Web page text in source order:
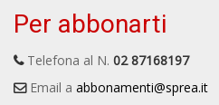
Per abbonarti
Telefona al N. 02 87168197
Email a abbonamenti@sprea.it